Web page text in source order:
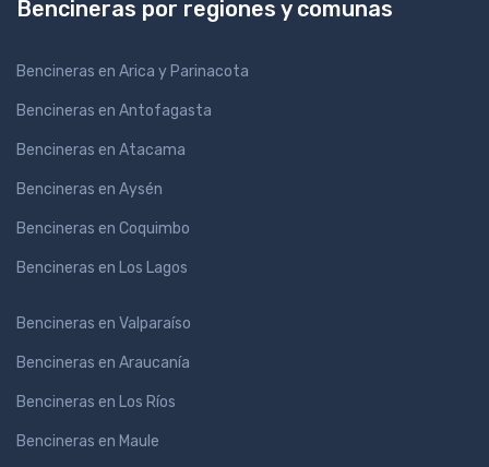
Bencineras por regiones y comunas
Bencineras en Arica y Parinacota
Bencineras en Antofagasta
Bencineras en Atacama
Bencineras en Aysén
Bencineras en Coquimbo
Bencineras en Los Lagos
Bencineras en Valparaíso
Bencineras en Araucanía
Bencineras en Los Ríos
Bencineras en Maule